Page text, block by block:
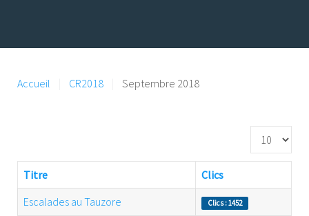
Accueil CR2018 Septembre 2018
Affichage #
Titre
Clics
Escalades au Tauzore
Clics : 1452